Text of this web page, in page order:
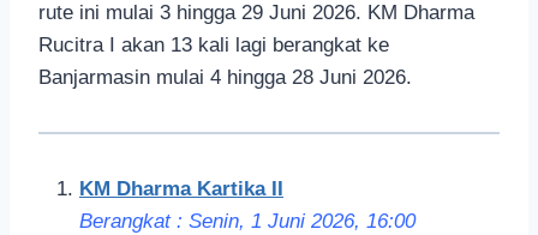
rute ini mulai 3 hingga 29 Juni 2026. KM Dharma
Rucitra I akan 13 kali lagi berangkat ke
Banjarmasin mulai 4 hingga 28 Juni 2026.
KM Dharma Kartika II
Berangkat : Senin, 1 Juni 2026, 16:00